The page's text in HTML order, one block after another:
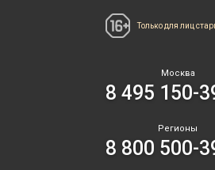
Только для лиц
Москва
8 495 150-
Регионы
8 800 500-